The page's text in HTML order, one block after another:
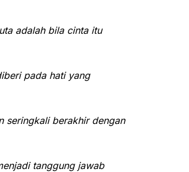
adalah bila cinta itu
pada hati yang
seringkali berakhir dengan
tanggung jawab